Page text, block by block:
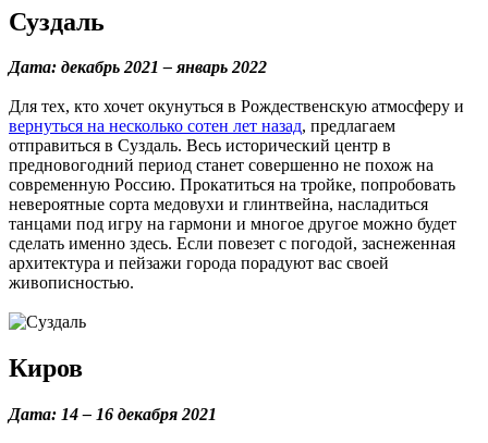
Суздаль
Дата: декабрь 2021 – январь 2022
Для тех, кто хочет окунуться в Рождественскую атмосферу и
вернуться на несколько сотен лет назад, предлагаем
отправиться в Суздаль. Весь исторический центр в
предновогодний период станет совершенно не похож на
современную Россию. Прокатиться на тройке, попробовать
невероятные сорта медовухи и глинтвейна, насладиться
танцами под игру на гармони и многое другое можно будет
сделать именно здесь. Если повезет с погодой, заснеженная
архитектура и пейзажи города порадуют вас своей
живописностью.
Киров
Дата: 14 – 16 декабря 2021